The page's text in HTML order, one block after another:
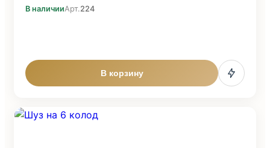
В наличииАрт. 224
В корзину